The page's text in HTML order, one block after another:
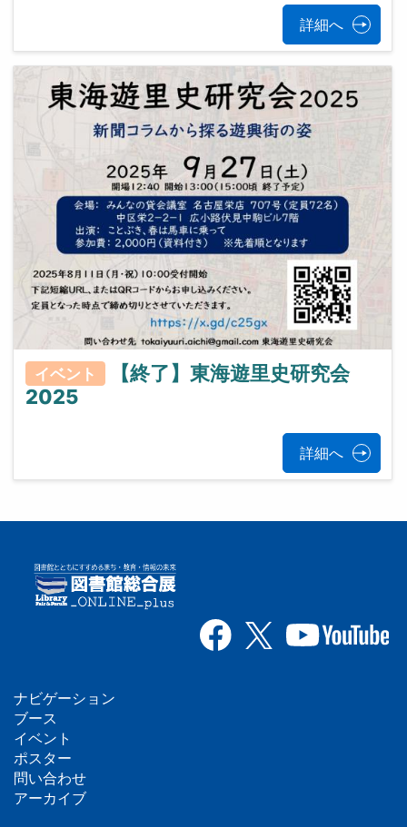
詳細へ
イベント
【終了】東海遊里史研究会
2025
詳細へ
フ
ッ
タ
ナビゲーション
ブース
イベント
ポスター
問い合わせ
アーカイブ